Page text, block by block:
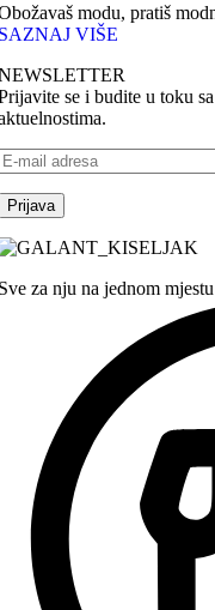
modu, pratiš
VIŠE
se i budite u toku
za nju na jednom